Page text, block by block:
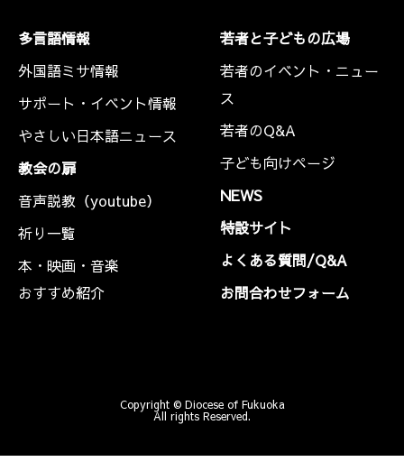
多言語情報
外国語ミサ情報
サポート・イベント情報
やさしい日本語ニュース
教会の扉
音声説教（youtube）
祈り一覧
本・映画・音楽
おすすめ紹介
若者と子どもの広場
若者のイベント・ニュー
ス
若者のQ&A
子ども向けページ
NEWS
特設サイト
よくある質問/Q&A
お問合わせフォーム
Copyright © Diocese of Fukuoka
All rights Reserved.